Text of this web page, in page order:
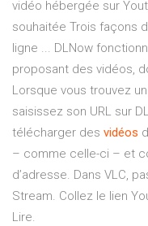
vidéo hébergée sur
souhaitée Trois façons
ligne ... DLNow
proposant des vidéos,
Lorsque vous trouvez
saisissez son URL sur
télécharger des vidéos
– comme celle-ci – et
d’adresse. Dans VLC,
Stream. Collez le lien
Lire.